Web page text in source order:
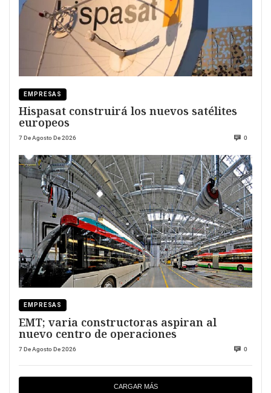
EMPRESAS
Hispasat construirá los nuevos satélites
europeos
7 De Agosto De 2026 0
EMPRESAS
EMT; varia constructoras aspiran al
nuevo centro de operaciones
7 De Agosto De 2026 0
CARGAR MÁS